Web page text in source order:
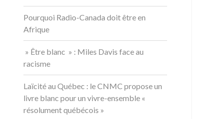
Pourquoi Radio-Canada doit être en
Afrique
» Être blanc » : Miles Davis face au
racisme
Laïcité au Québec : le CNMC propose un
livre blanc pour un vivre-ensemble «
résolument québécois »